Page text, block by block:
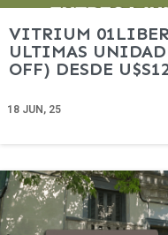
VITRIUM
ULTIMAS
OFF) DESDE
18 JUN, 25